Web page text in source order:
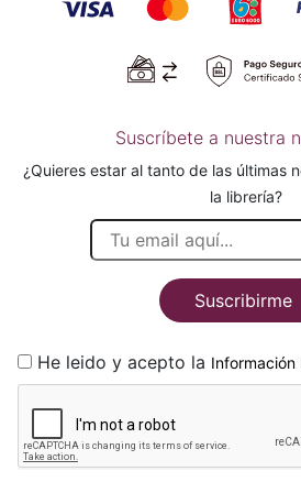
Suscríbete a nuestra
¿Quieres estar al tanto de las últimas
la librería?
Suscribirme
He leido y acepto la